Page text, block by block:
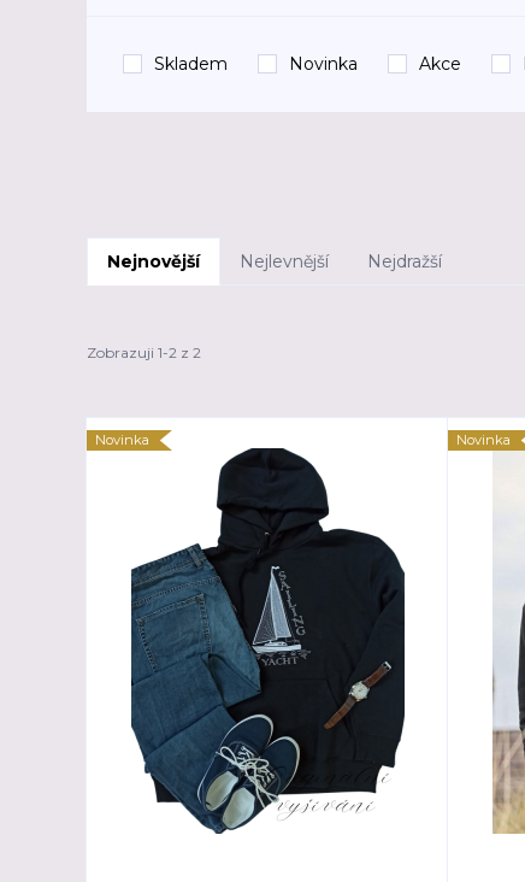
Skladem Novinka Akce
Nejnovější Nejlevnější Nejdražší
Zobrazuji 1-2 z 2
Novinka Novinka